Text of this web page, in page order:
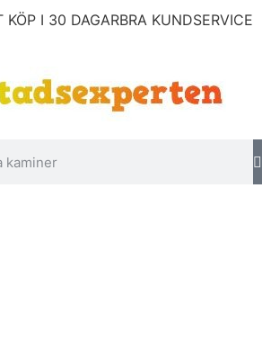
KÖP I 30 DAGARBRA KUNDSERVICE